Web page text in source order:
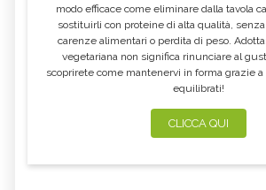
modo efficace come eliminare dalla tavola
sostituirli con proteine di alta qualità,
carenze alimentari o perdita di peso.
vegetariana non significa rinunciare al
scoprirete come mantenervi in forma grazie
equilibrati!
CLICCA QUI